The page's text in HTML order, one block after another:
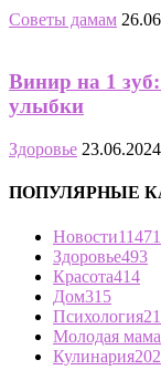
Советы дамам
Винир на 1 зуб:
улыбки
Здоровье 23.06.2024
ПОПУЛЯРНЫЕ
Новости11471
Здоровье493
Красота414
Дом315
Психология
Молодая мама
Кулинария202